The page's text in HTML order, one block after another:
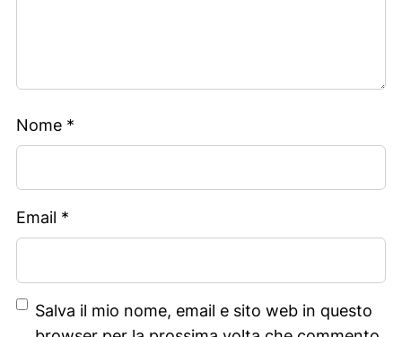
Nome *
Email *
Salva il mio nome, email e sito web in questo